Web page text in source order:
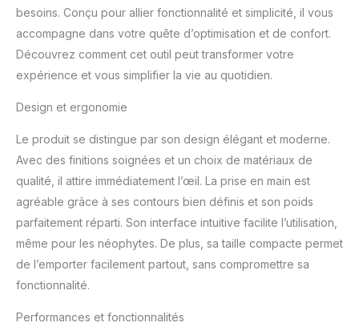
besoins. Conçu pour allier fonctionnalité et simplicité, il vous
accompagne dans votre quête d’optimisation et de confort.
Découvrez comment cet outil peut transformer votre
expérience et vous simplifier la vie au quotidien.
Design et ergonomie
Le produit se distingue par son design élégant et moderne.
Avec des finitions soignées et un choix de matériaux de
qualité, il attire immédiatement l’œil. La prise en main est
agréable grâce à ses contours bien définis et son poids
parfaitement réparti. Son interface intuitive facilite l’utilisation,
même pour les néophytes. De plus, sa taille compacte permet
de l’emporter facilement partout, sans compromettre sa
fonctionnalité.
Performances et fonctionnalités